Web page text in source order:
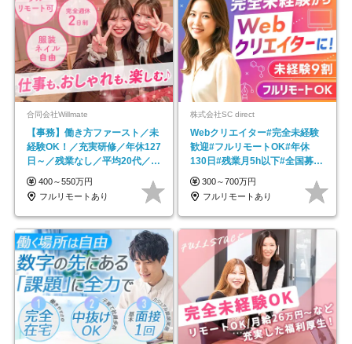
合同会社Willmate
【事務】働き方ファースト／未
経験OK！／充実研修／年休127
日～／残業なし／平均20代／リ
モートOK
400～550万円
フルリモートあり
株式会社SC direct
Webクリエイター#完全未経験
歓迎#フルリモートOK#年休
130日#残業月5h以下#全国募集
#最大1年の研修
300～700万円
フルリモートあり